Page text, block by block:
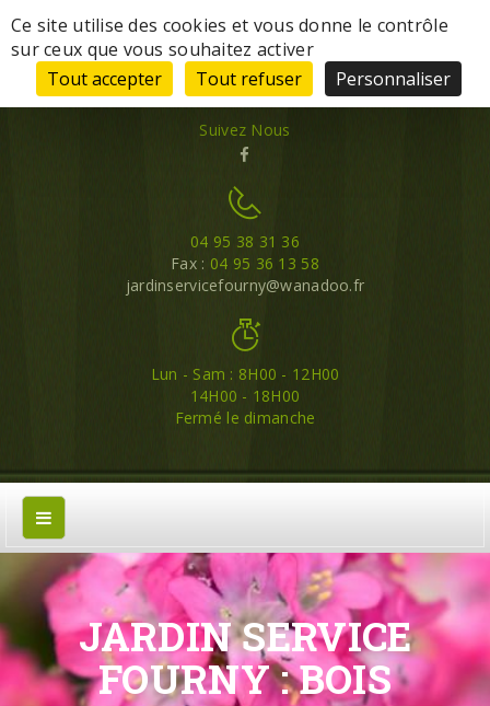
Panneau de gestion des cookies
Ce site utilise des cookies et vous donne le contrôle
sur ceux que vous souhaitez activer
Tout accepter
Tout refuser Personnaliser
Suivez Nous
04 95 38 31 36
Fax : 04 95 36 13 58
jardinservicefourny@wanadoo.fr
Lun - Sam : 8H00 - 12H00
14H00 - 18H00
Fermé le dimanche
JARDIN SERVICE
FOURNY : BOIS